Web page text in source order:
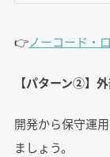
👉️ノーコード・
【パターン②】
開発から保守運
ましょう。